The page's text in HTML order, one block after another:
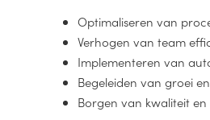
Optimaliseren van
Verhogen van team
Implementeren van
Begeleiden van groei
Borgen van kwaliteit en